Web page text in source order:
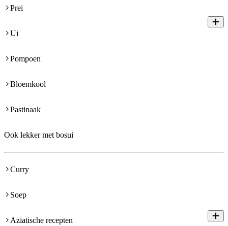
Prei
Ui
Pompoen
Bloemkool
Pastinaak
Ook lekker met bosui
Curry
Soep
Aziatische recepten